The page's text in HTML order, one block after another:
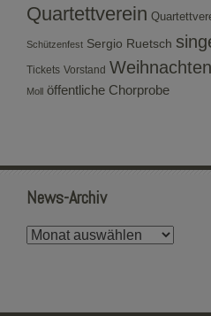
Quartettverein
Schützenfest Sergio Ruetsch
Tickets Vorstand Weihnachten
Moll
öffentliche Chorprobe
News-Archiv
News-